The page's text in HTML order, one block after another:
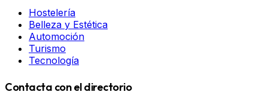
Hostelería
Belleza y Estética
Automoción
Turismo
Tecnología
Contacta con el directorio